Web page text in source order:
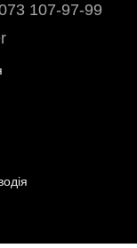
107-97-99